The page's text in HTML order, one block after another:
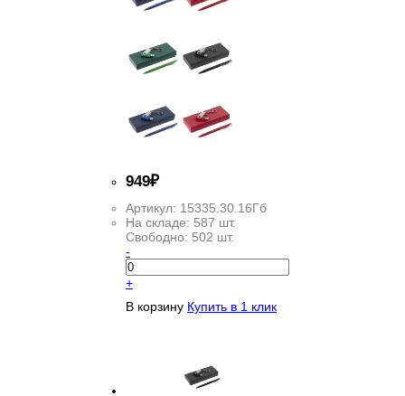
949₽
Артикул: 15335.30.16Гб
На складе: 587 шт.
Свободно: 502 шт.
-
+
В корзину Купить в 1 клик